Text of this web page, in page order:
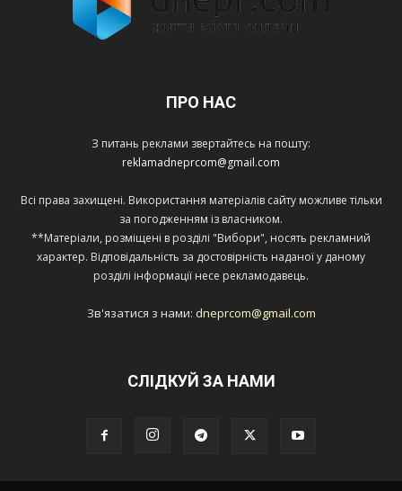
ПРО НАС
З питань реклами звертайтесь на пошту:
reklamadneprcom@gmail.com
Всі права захищені. Використання матеріалів сайту можливе тільки
за погодженням із власником.
**Матеріали, розміщені в розділі "Вибори", носять рекламний
характер. Відповідальність за достовірність наданої у даному
розділі інформації несе рекламодавець.
Зв'язатися з нами: dneprcom@gmail.com
СЛІДКУЙ ЗА НАМИ